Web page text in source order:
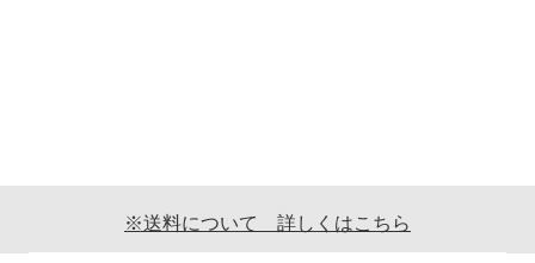
※送料について 詳しくはこちら